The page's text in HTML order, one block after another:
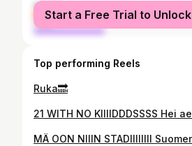
female
male
Start a Free Trial to Unlock
Top performing Reels
Ruka🔜